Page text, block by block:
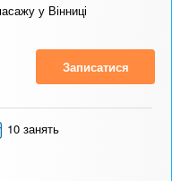
у Вінниці
Записатися
10 занять